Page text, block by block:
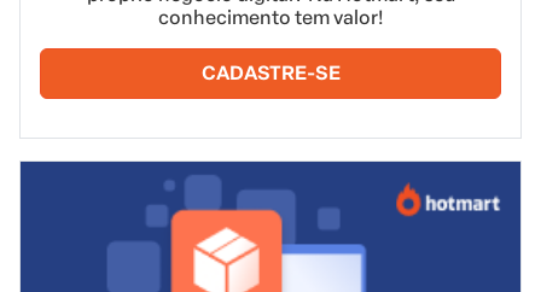
conhecimento tem valor!
CADASTRE-SE